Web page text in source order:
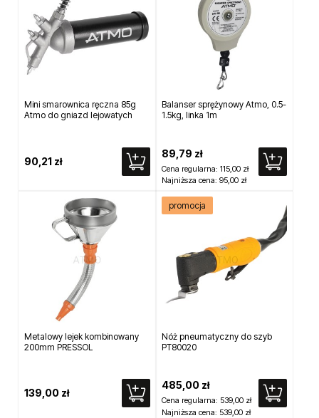
Mini smarownica ręczna 85g
Atmo do gniazd lejowatych
90,21 zł
Balanser sprężynowy Atmo, 0.5-
1.5kg, linka 1m
89,79 zł
Cena regularna: 115,00 zł
Najniższa cena: 95,00 zł
Metalowy lejek kombinowany
200mm PRESSOL
139,00 zł
Nóż pneumatyczny do szyb
PT80020
485,00 zł
Cena regularna: 539,00 zł
Najniższa cena: 539,00 zł
promocja